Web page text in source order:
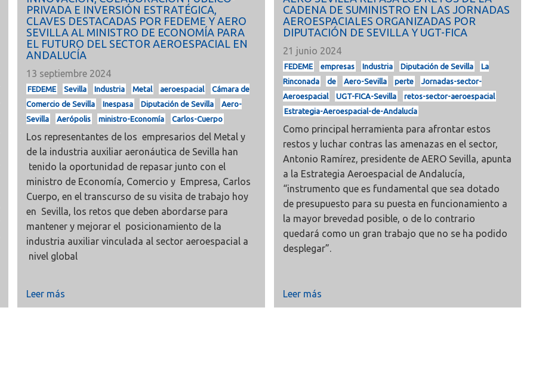
PRIVADA E INVERSIÓN ESTRATÉGICA,
CLAVES DESTACADAS POR FEDEME Y AERO
SEVILLA AL MINISTRO DE ECONOMÍA PARA
EL FUTURO DEL SECTOR AEROESPACIAL EN
ANDALUCÍA
13 septiembre 2024
FEDEME Sevilla Industria Metal aeroespacial
Cámara de
Comercio de Sevilla
Inespasa Diputación de Sevilla
Aero-
Sevilla
Aerópolis ministro-Economía Carlos-Cuerpo
Los representantes de los empresarios del Metal y
de la industria auxiliar aeronáutica de Sevilla han
tenido la oportunidad de repasar junto con el
ministro de Economía, Comercio y Empresa, Carlos
Cuerpo, en el transcurso de su visita de trabajo hoy
en Sevilla, los retos que deben abordarse para
mantener y mejorar el posicionamiento de la
industria auxiliar vinculada al sector aeroespacial a
nivel global
Leer más
CADENA DE SUMINISTRO EN LAS JORNADAS
AEROESPACIALES ORGANIZADAS POR
DIPUTACIÓN DE SEVILLA Y UGT-FICA
21 junio 2024
FEDEME empresas Industria Diputación de Sevilla
La
Rinconada
de Aero-Sevilla perte
Jornadas-sector-
Aeroespacial
UGT-FICA-Sevilla
retos-sector-aeroespacial
Estrategia-Aeroespacial-de-Andalucía
Como principal herramienta para afrontar estos
restos y luchar contras las amenazas en el sector,
Antonio Ramírez, presidente de AERO Sevilla, apunta
a la Estrategia Aeroespacial de Andalucía,
“instrumento que es fundamental que sea dotado
de presupuesto para su puesta en funcionamiento a
la mayor brevedad posible, o de lo contrario
quedará como un gran trabajo que no se ha podido
desplegar”.
Leer más